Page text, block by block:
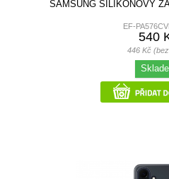
SAMSUNG SILIKONOVÝ
EF-
540
446 Kč